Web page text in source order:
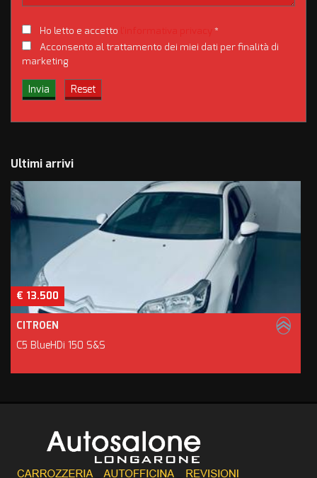
Ho letto e accetto
*
Acconsento al trattamento dei miei dati per finalità di
marketing
Ultimi arrivi
€ 13.500
CITROEN
C5 BlueHDi 150 S&S